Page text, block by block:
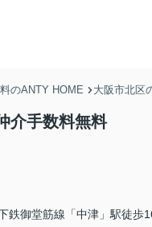
のANTY HOME 大阪市北区
介手数料無料
鉄御堂筋線「中津」駅徒歩